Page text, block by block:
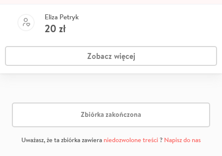
Eliza Petryk
20 zł
Zobacz więcej
Zbiórka zakończona
Uważasz, że ta zbiórka zawiera niedozwolone treści? Napisz do nas